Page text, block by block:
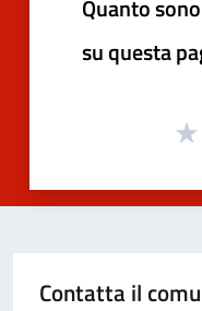
Quanto
su questa
Contatta il